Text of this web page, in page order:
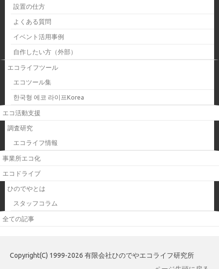
設置の仕方
よくある質問
イベント活用事例
自作したい方（外部）
エコライフツール
エコツール集
한국형 에코 라이프Korea
エコ活動支援
調査研究
エコライフ情報
事業所エコ化
エコドライブ
ひのでやとは
スタッフコラム
全ての記事
Copyright(C) 1999-2026 有限会社ひのでやエコライフ研究所